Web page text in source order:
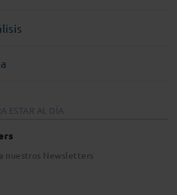
ESTAR AL DÍA
nuestros Newsletters